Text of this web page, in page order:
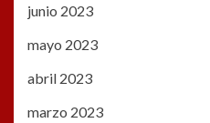
junio 2023
mayo 2023
abril 2023
marzo 2023